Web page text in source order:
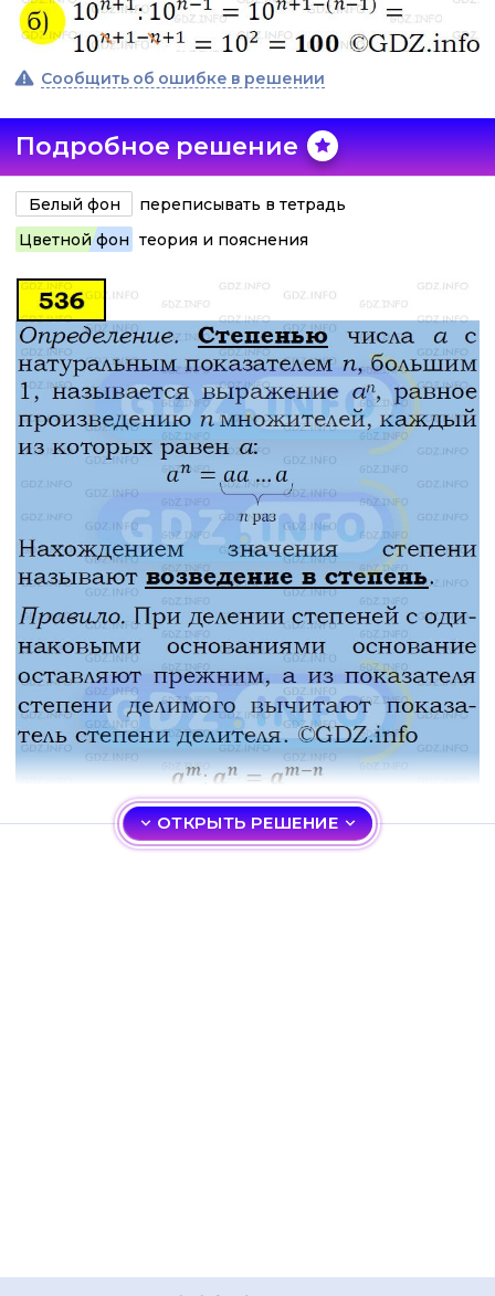
Сообщить об ошибке в решении
Подробное решение
Белый фон
переписывать в тетрадь
Цветной фон теория и пояснения
ОТКРЫТЬ РЕШЕНИЕ